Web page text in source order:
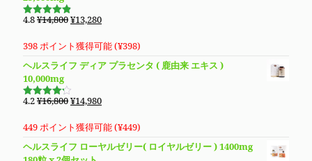
5段階で
4.8¥14,800元
価
は
で
た。
¥13,280現
の
格
¥13,280
す。
398 ポイント獲得可能 (¥398)
ヘルスライフ ディア プラセンタ ( 鹿由来 エキス )
10,000mg
5段階で
4.2¥16,800元
価
は
¥14,980現
の
格
449 ポイント獲得可能 (¥449)
ヘルスライフ ローヤルゼリー( ロイヤルゼリー ) 1400mg